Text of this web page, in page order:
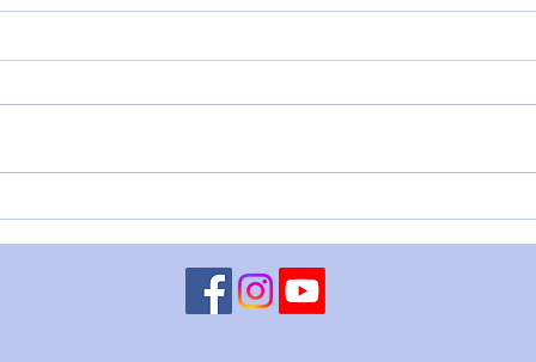
AUGURI DI BUON NATALE!
Siamo alle ultime battute di
insieme i momenti e...